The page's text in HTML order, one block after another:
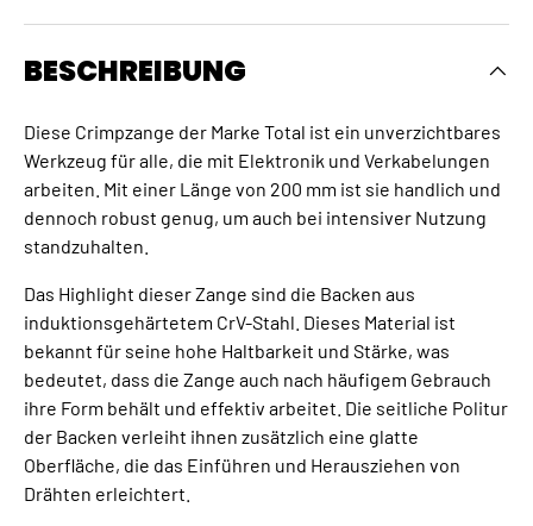
BESCHREIBUNG
Diese Crimpzange der Marke Total ist ein unverzichtbares
Werkzeug für alle, die mit Elektronik und Verkabelungen
arbeiten. Mit einer Länge von 200 mm ist sie handlich und
dennoch robust genug, um auch bei intensiver Nutzung
standzuhalten.
Das Highlight dieser Zange sind die Backen aus
induktionsgehärtetem CrV-Stahl. Dieses Material ist
bekannt für seine hohe Haltbarkeit und Stärke, was
bedeutet, dass die Zange auch nach häufigem Gebrauch
ihre Form behält und effektiv arbeitet. Die seitliche Politur
der Backen verleiht ihnen zusätzlich eine glatte
Oberfläche, die das Einführen und Herausziehen von
Drähten erleichtert.